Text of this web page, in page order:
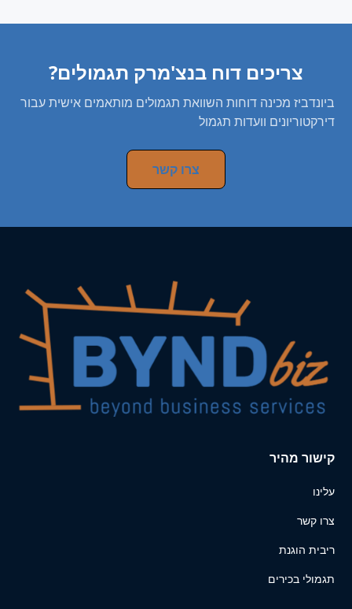
צריכים דוח בנצ'מרק תגמולים?
ביונדביז מכינה דוחות השוואת תגמולים מותאמים אישית עבור
דירקטוריונים וועדות תגמול
צרו קשר
קישור מהיר
עלינו
צרו קשר
ריבית הוגנת
תגמולי בכירים